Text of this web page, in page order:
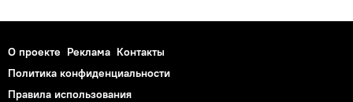
О проекте Реклама Контакты
Политика конфиденциальности
Правила использования